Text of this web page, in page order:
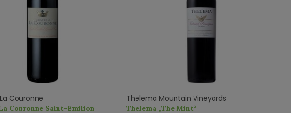
Couronne
Couronne Saint-Emilion
Thelema Mountain Vineyards
Thelema „The Mint“